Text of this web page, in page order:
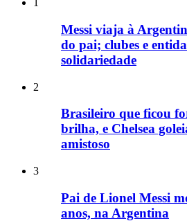
Messi viaja à
do pai; clubes e
solidariedade
2
Brasileiro que ficou
brilha, e Chelsea
amistoso
3
Pai de Lionel Messi
anos, na Argentina